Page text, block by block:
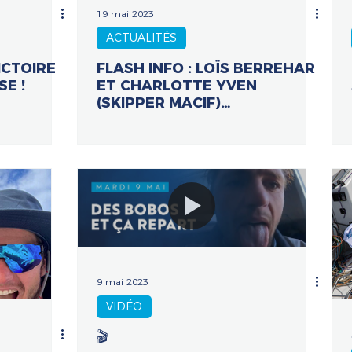
!
19 mai 2023
ACTUALITÉS
FLASH INFO : LOÏS BERREHAR
ET CHARLOTTE YVEN
(SKIPPER MACIF)
9 mai 2023
VIDÉO
🎬